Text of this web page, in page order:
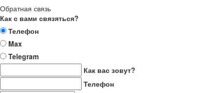
Обратная связь
Как с вами связяться?
Телефон
Max
Telegram
Как вас зовут?
Телефон